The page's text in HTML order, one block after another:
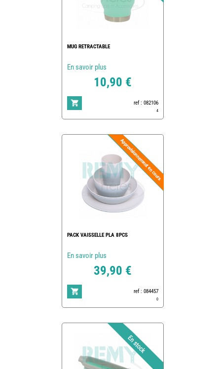
MUG RETRACTABLE
En savoir plus
10,90 €
ref : 082106
4
PACK VAISSELLE PLA 8PCS
En savoir plus
39,90 €
ref : 084457
0